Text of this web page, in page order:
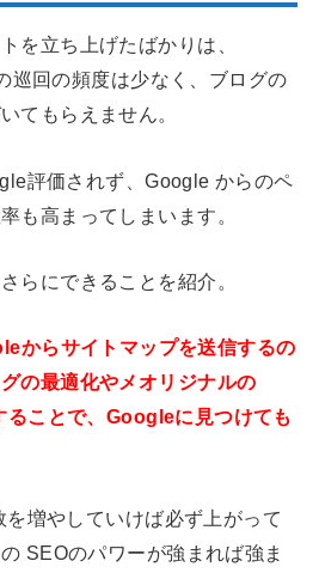
を立ち上げたばかりは、
巡回の頻度は少なく、ブログの
てもらえません。
評価されず、Google からのペ
も高まってしまいます。
らにできることを紹介。
からサイトマップを送信するの
の最適化やメオリジナルの
ることで、Googleに見つけても
増やしていけば必ず上がって
SEOのパワーが強まれば強ま